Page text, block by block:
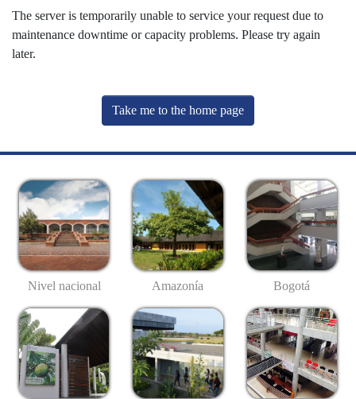
The server is temporarily unable to service your request due to
maintenance downtime or capacity problems. Please try again
later.
Take me to the home page
Nivel nacional Amazonía Bogotá